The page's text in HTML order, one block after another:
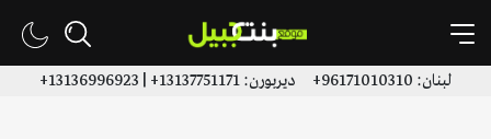
لبنان: 96171010310+ ديربورن: 13137751171+ | 13136996923+